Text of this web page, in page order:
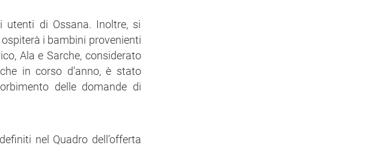
utenti di Ossana. Inoltre, si
i bambini provenienti
Ala e Sarche, considerato
in corso d’anno, è stato
delle domande di
nel Quadro dell’offerta